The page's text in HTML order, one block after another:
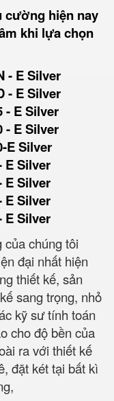
cường hiện nay
khi lựa chọn
- E Silver
- E Silver
- E Silver
- E Silver
E Silver
E Silver
E Silver
E Silver
E Silver
chúng tôi
đại nhất hiện
thiết kế, sản
sang trọng, nhỏ
kỹ sư tính toán
cho độ bền của
ra với thiết kế
đặt két tại bất kì